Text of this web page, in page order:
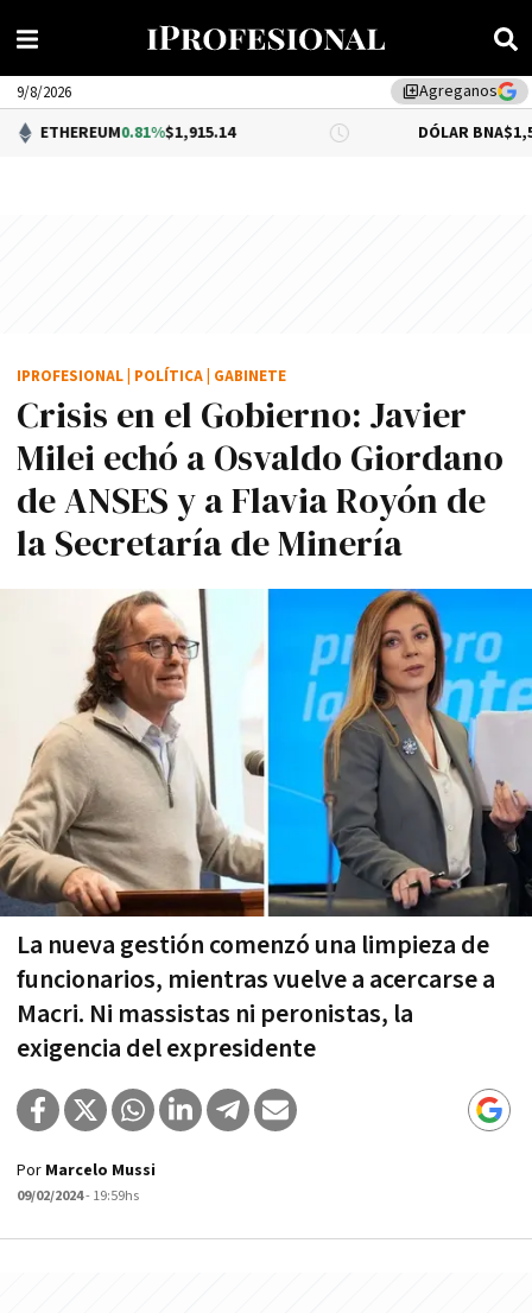
library_addAgreganos
9/8/2026
0.81%$1,915.14 DÓLAR BNA $1,520.00
Crisis en el Gobierno: Javier
Milei echó a Osvaldo Giordano
de ANSES y a Flavia Royón de
la Secretaría de Minería
La nueva gestión comenzó una limpieza de
funcionarios, mientras vuelve a acercarse a
Macri. Ni massistas ni peronistas, la
exigencia del expresidente
IPROFESIONAL POLÍTICA GABINETE
Por Marcelo Mussi
09/02/2024- 19:59hs